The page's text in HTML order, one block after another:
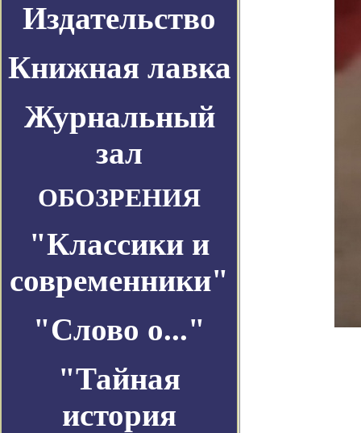
Издательство
Книжная лавка
Журнальный
зал
ОБОЗРЕНИЯ
"Классики и
современники"
"Слово о..."
"Тайная
история